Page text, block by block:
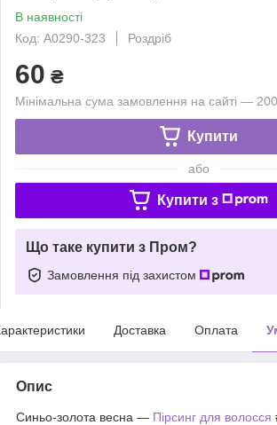
В наявності
Код: A0290-323
Роздріб
60 ₴
Мінімальна сума замовлення на сайті —
Купити
або
Купити з
Що таке купити з Пром?
Замовлення під захистом
Доставка Оплата
Опис
Синьо-золота весна — Пірсинг для волосся